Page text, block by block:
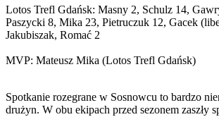
Lotos Trefl Gdańsk: Masny 2, Schulz 14,
Paszycki 8, Mika 23, Pietruczuk 12, Gacek
Jakubiszak, Romać 2
MVP: Mateusz Mika (Lotos Trefl Gdańsk)
Spotkanie rozegrane w Sosnowcu to bardzo
drużyn. W obu ekipach przed sezonem zaszły